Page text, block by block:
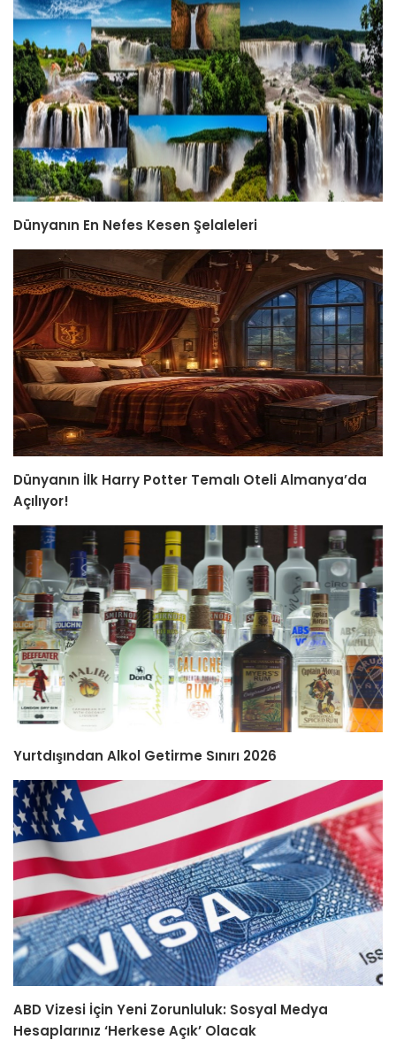
Dünyanın En Nefes Kesen Şelaleleri
Dünyanın İlk Harry Potter Temalı Oteli Almanya’da
Açılıyor!
Yurtdışından Alkol Getirme Sınırı 2026
ABD Vizesi İçin Yeni Zorunluluk: Sosyal Medya
Hesaplarınız ‘Herkese Açık’ Olacak